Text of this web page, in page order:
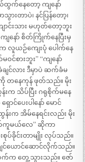
က်နေတော့ ကျနော်
ားတာပဲ၊ နင်ပြန်တော့၊
ောင်းသား မဟုတ်တော့ဘူး
ျနော် စိတ်ကြိုက်နေပြီးမှ
ပုံက လူယဉ်ကျေးပုံ ပေါက်နေ
ဝင်စားဘူး” “ကျနော်
ချင်လား ဒီမှာပဲ ဆက်ခံမ
ကို တနေကုန် ဖုတ်သည်။ မိုး
က သိပ်ပြီး ဂရုစိုက်မနေ
င်ပေးပါနော် မောင်
န်းက အိမ်နေရင်းလည်း မိုး
က်ကူမယ်လေ” ဆိုကာ
စုပ်ခိုင်းတာမျိုး လုပ်သည်။
င်ယောင်ဆောင်လိုက်သည်။
က်က တွေ့သွားသည်။ ဇော်